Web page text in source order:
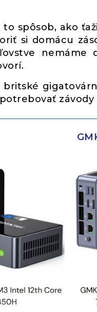
spôsob, ako
si domácu
nemáme
britské